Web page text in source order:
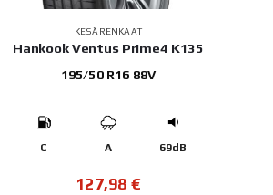
KESÄRENKAAT
Yokohama ADVAN SPORT
A B 70dB
194,95 €